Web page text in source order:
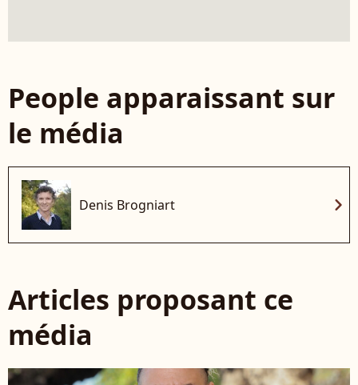
People apparaissant sur
le média
Denis Brogniart chevron_right
Articles proposant ce
média